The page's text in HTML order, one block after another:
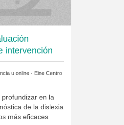
intervención
u online · Eine Centro
en la
de la dislexia
más eficaces